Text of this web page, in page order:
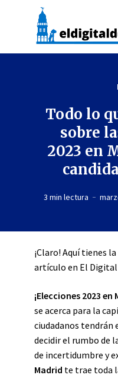
Todo lo
sobre
2023 en
3 min lectura
¡Claro! Aquí tienes
artículo en El Digital
¡Elecciones 2023 en
se acerca para la
ciudadanos tendrán
decidir el rumbo de
de incertidumbre y
Madrid te trae toda